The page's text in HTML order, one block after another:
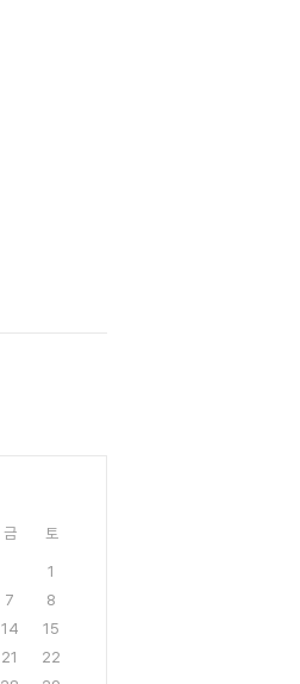
금 토
1
7
8
14
15
21
22